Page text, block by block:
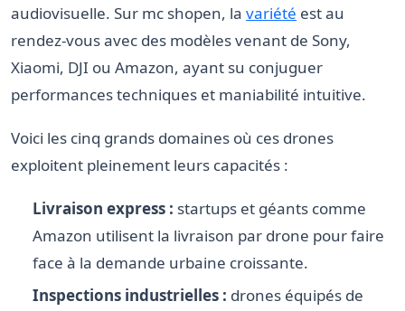
audiovisuelle. Sur mc shopen, la variété est au
rendez-vous avec des modèles venant de Sony,
Xiaomi, DJI ou Amazon, ayant su conjuguer
performances techniques et maniabilité intuitive.
Voici les cinq grands domaines où ces drones
exploitent pleinement leurs capacités :
Livraison express : startups et géants comme
Amazon utilisent la livraison par drone pour faire
face à la demande urbaine croissante.
Inspections industrielles : drones équipés de